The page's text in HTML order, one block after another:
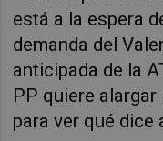
está a la espera
demanda del
anticipada de la
PP quiere
para ver qué dice